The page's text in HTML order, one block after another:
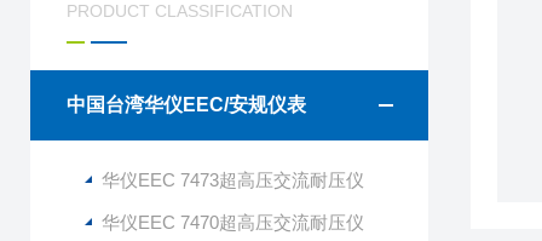
PRODUCT CLASSIFICATION
中国台湾华仪EEC/安规仪表
华仪EEC 7473超高压交流耐压仪
华仪EEC 7470超高压交流耐压仪